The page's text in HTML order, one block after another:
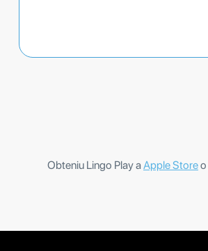
Obteniu Lingo Play aApple Storeo